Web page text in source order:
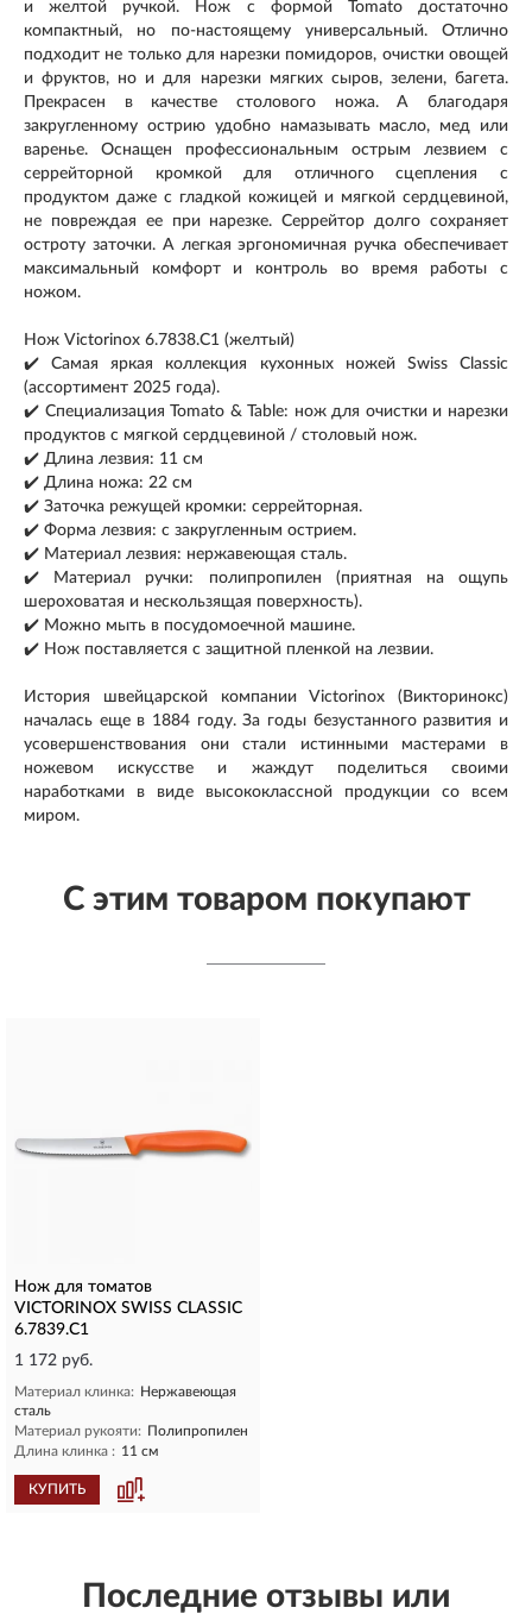
и желтой ручкой. Нож с формой Tomato достаточно
компактный, но по-настоящему универсальный. Отлично
подходит не только для нарезки помидоров, очистки овощей
и фруктов, но и для нарезки мягких сыров, зелени, багета.
Прекрасен в качестве столового ножа. А благодаря
закругленному острию удобно намазывать масло, мед или
варенье. Оснащен профессиональным острым лезвием с
серрейторной кромкой для отличного сцепления с
продуктом даже с гладкой кожицей и мягкой сердцевиной,
не повреждая ее при нарезке. Серрейтор долго сохраняет
остроту заточки. А легкая эргономичная ручка обеспечивает
максимальный комфорт и контроль во время работы с
ножом.
Нож Victorinox 6.7838.C1 (желтый)
✔️ Самая яркая коллекция кухонных ножей Swiss Classic
(ассортимент 2025 года).
✔️ Специализация Tomato & Table: нож для очистки и нарезки
продуктов с мягкой сердцевиной / столовый нож.
✔️ Длина лезвия: 11 см
✔️ Длина ножа: 22 см
✔️ Заточка режущей кромки: серрейторная.
✔️ Форма лезвия: с закругленным острием.
✔️ Материал лезвия: нержавеющая сталь.
✔️ Материал ручки: полипропилен (приятная на ощупь
шероховатая и нескользящая поверхность).
✔️ Можно мыть в посудомоечной машине.
✔️ Нож поставляется с защитной пленкой на лезвии.
История швейцарской компании Victorinox (Викторинокс)
началась еще в 1884 году. За годы безустанного развития и
усовершенствования они стали истинными мастерами в
ножевом искусстве и жаждут поделиться своими
наработками в виде высококлассной продукции со всем
миром.
С этим товаром покупают
Нож для томатов
VICTORINOX SWISS CLASSIC
6.7839.C1
1 172 руб.
Материал клинка: Нержавеющая
сталь
Материал рукояти: Полипропилен
Длина клинка : 11 см
КУПИТЬ
Последние отзывы или